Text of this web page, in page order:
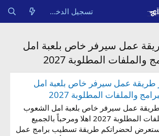
تسجيل الدخول
عمل سيرفر خاص بلعبة امل
المطلوبة 2027
طريقة عمل سيرفر خاص بلعبة امل
والملفات المطلوبة 2027
عمل سيرفر خاص بلعبة امل الشعوب
+البرامج والملفات المطلوبة 2027 اهلا ومرحباً بالجميع
لحضراتكم طريقة تسطيب برامج عمل